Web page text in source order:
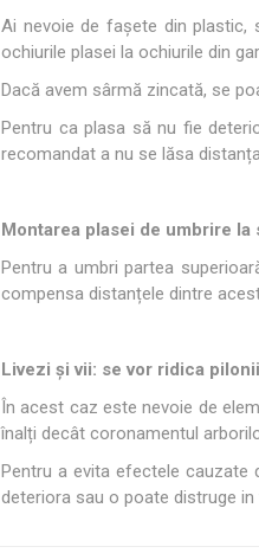
Ai nevoie de fașete din plastic,
ochiurile plasei la ochiurile din
Dacă avem sârmă zincată, se
Pentru ca plasa să nu fie
recomandat a nu se lăsa
Montarea plasei de umbrire la
Pentru a umbri partea
compensa distanțele dintre
Livezi și vii: se vor ridica pilonii
În acest caz este nevoie de
înalți decât coronamentul
Pentru a evita efectele cauzate
deteriora sau o poate distruge